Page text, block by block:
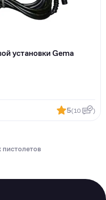
установки Gema
5(10 )